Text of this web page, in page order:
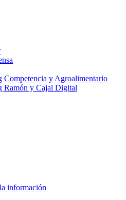
Competencia y Agroalimentario
Ramón y Cajal Digital
información